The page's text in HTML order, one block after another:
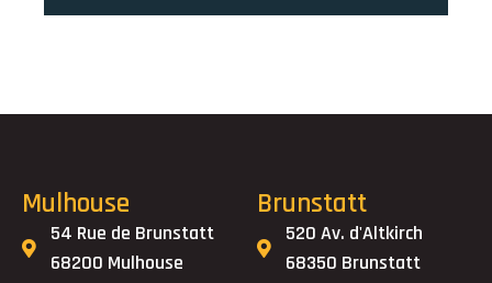
Mulhouse
54 Rue de Brunstatt
68200 Mulhouse
Brunstatt
520 Av. d'Altkirch
68350 Brunstatt